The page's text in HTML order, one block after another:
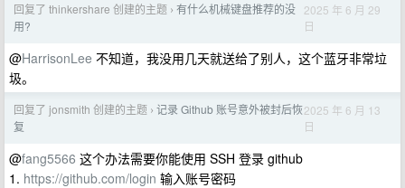
回复了 thinkershare 创建的主题 › 有什么机械键盘推荐的没
用?
2025 年 6 月 29
日
@HarrisonLee 不知道，我没用几天就送给了别人，这个蓝牙非常垃
圾。
回复了 jonsmith 创建的主题 › 记录 Github 账号意外被封后恢
复
2025 年 6 月 13
日
@fang5566 这个办法需要你能使用 SSH 登录 github
1. https://github.com/login 输入账号密码